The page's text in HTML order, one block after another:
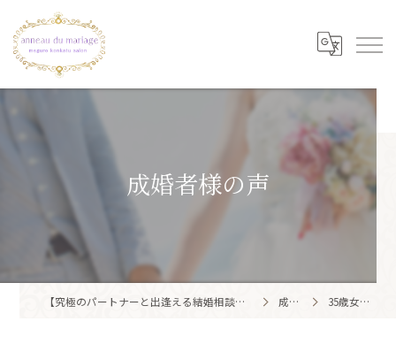
成婚者様の声
【究極のパートナーと出逢える結婚相談所】目黒区・品川区で結婚相談所ならアノー・ド・マリアージュ 目黒婚活サロン 成婚者様の声 35歳女性（活動開始時34歳）